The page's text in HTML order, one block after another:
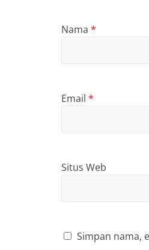
Nama *
Email *
Situs Web
Simpan nama,